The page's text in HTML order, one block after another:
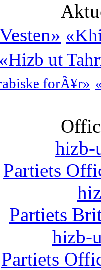
«Hizb ut
forÃ¥r»
hizb-
Partiets
Partiets
hizb-
Partiets